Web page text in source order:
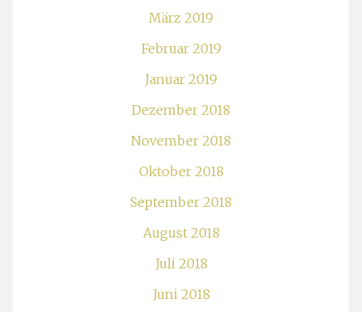
März 2019
Februar 2019
Januar 2019
Dezember 2018
November 2018
Oktober 2018
September 2018
August 2018
Juli 2018
Juni 2018